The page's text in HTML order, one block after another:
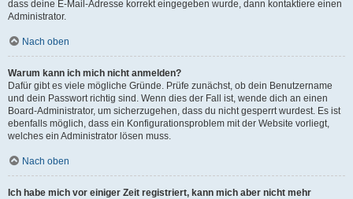
dass deine E-Mail-Adresse korrekt eingegeben wurde, dann kontaktiere einen
Administrator.
Nach oben
Warum kann ich mich nicht anmelden?
Dafür gibt es viele mögliche Gründe. Prüfe zunächst, ob dein Benutzername
und dein Passwort richtig sind. Wenn dies der Fall ist, wende dich an einen
Board-Administrator, um sicherzugehen, dass du nicht gesperrt wurdest. Es ist
ebenfalls möglich, dass ein Konfigurationsproblem mit der Website vorliegt,
welches ein Administrator lösen muss.
Nach oben
Ich habe mich vor einiger Zeit registriert, kann mich aber nicht mehr